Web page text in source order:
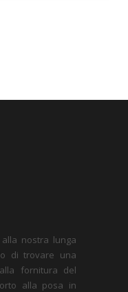
nostra lunga
di trovare una
fornitura del
alla posa in